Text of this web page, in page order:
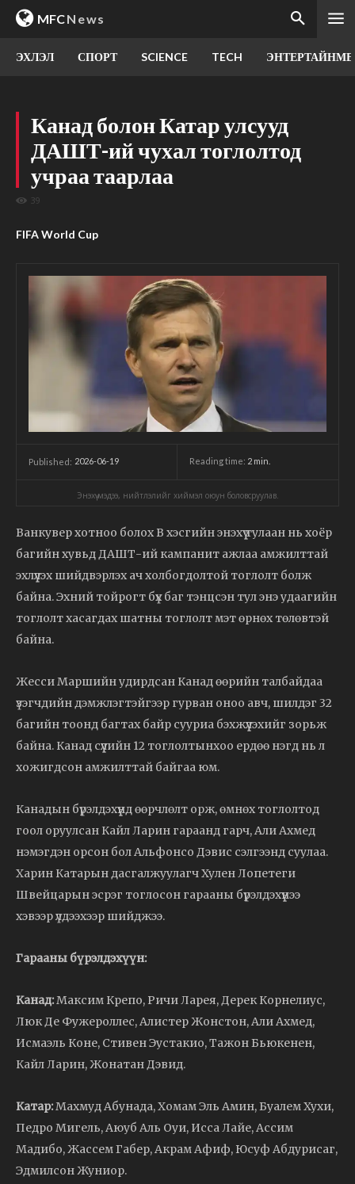
MFCNews
ЭХЛЭЛ СПОРТ SCIENCE TECH
Канад болон Катар улсууд
ДАШТ-ий чухал тоглолтод
учраа таарлаа
39
FIFA World Cup
Published: 2026-06-19 Reading time: 2 min.
Энэхүү мэдээ, нийтлэлийг хиймэл оюун боловсруулав.
Ванкувер хотноо болох В хэсгийн энэхүү тулаан нь хоёр
багийн хувьд ДАШТ-ий кампанит ажлаа амжилттай
эхлүүлэх шийдвэрлэх ач холбогдолтой тоглолт болж
байна. Эхний тойрогт бүх баг тэнцсэн тул энэ удаагийн
тоглолт хасагдах шатны тоглолт мэт өрнөх төлөвтэй
байна.
Жесси Маршийн удирдсан Канад өөрийн талбайдаа
үзэгчдийн дэмжлэгтэйгээр гурван оноо авч, шилдэг 32
багийн тоонд багтах байр сууриа бэхжүүлэхийг зорьж
байна. Канад сүүлийн 12 тоглолтынхоо ердөө нэгд нь л
хожигдсон амжилттай байгаа юм.
Канадын бүрэлдэхүүнд өөрчлөлт орж, өмнөх тоглолтод
гоол оруулсан Кайл Ларин гараанд гарч, Али Ахмед
нэмэгдэн орсон бол Альфонсо Дэвис сэлгээнд суулаа.
Харин Катарын дасгалжуулагч Хулен Лопетеги
Швейцарын эсрэг тоглосон гарааны бүрэлдэхүүнээ
хэвээр үлдээхээр шийджээ.
Гарааны бүрэлдэхүүн:
Канад:Максим Крепо, Ричи Ларея, Дерек Корнелиус,
Люк Де Фужероллес, Алистер Жонстон, Али Ахмед,
Исмаэль Коне, Стивен Эустакио, Тажон Бьюкенен,
Кайл Ларин, Жонатан Дэвид.
Катар:Махмуд Абунада, Хомам Эль Амин, Буалем Хухи,
Педро Мигель, Аюуб Аль Оуи, Исса Лайе, Ассим
Мадибо, Жассем Габер, Акрам Афиф, Юсуф Абдурисаг,
Эдмилсон Жуниор.